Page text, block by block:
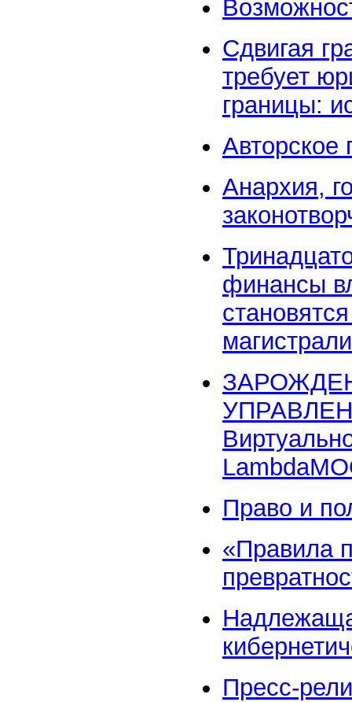
Сдвигая
требует
границы:
Авторское
Анархия,
финансы
магистрали
Право и
«Правила
Пресс-